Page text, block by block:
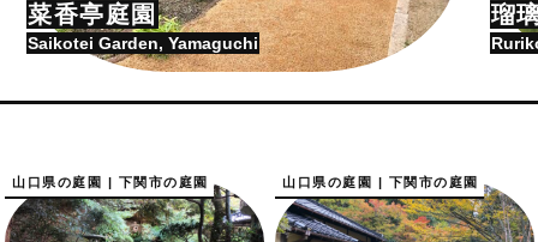
菜香亭庭園
Saikotei Garden, Yamaguchi
瑠
山口県の庭園 | 下関市の庭園 山口県の庭園 | 下関市の庭園